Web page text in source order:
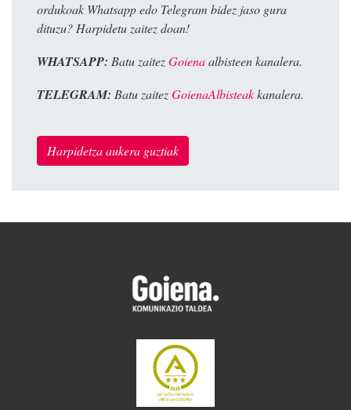
ordukoak Whatsapp edo Telegram bidez jaso gura
dituzu? Harpidetu zaitez doan!
WHATSAPP: Batu zaitezGoienaalbisteen kanalera.
TELEGRAM: Batu zaitezGoienaAlbisteakkanalera.
Harpidetza aukera guztiak